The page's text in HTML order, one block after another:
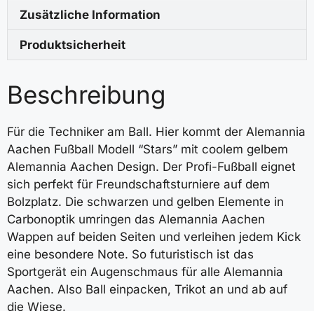
Zusätzliche Information
Produktsicherheit
Beschreibung
Für die Techniker am Ball. Hier kommt der Alemannia
Aachen Fußball Modell “Stars” mit coolem gelbem
Alemannia Aachen Design. Der Profi-Fußball eignet
sich perfekt für Freundschaftsturniere auf dem
Bolzplatz. Die schwarzen und gelben Elemente in
Carbonoptik umringen das Alemannia Aachen
Wappen auf beiden Seiten und verleihen jedem Kick
eine besondere Note. So futuristisch ist das
Sportgerät ein Augenschmaus für alle Alemannia
Aachen. Also Ball einpacken, Trikot an und ab auf
die Wiese.